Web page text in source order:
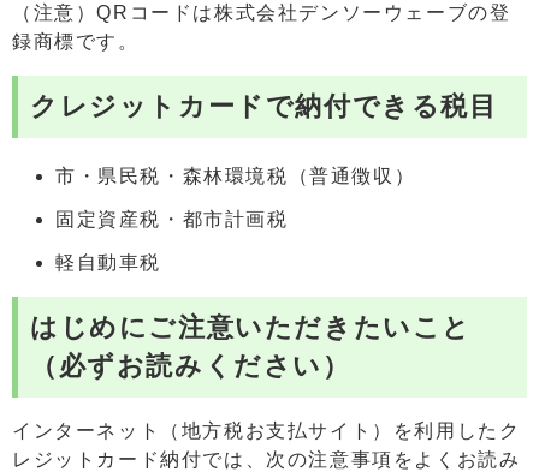
（注意）QRコードは株式会社デンソーウェーブの登
録商標です。
クレジットカードで納付できる税目
市・県民税・森林環境税（普通徴収）
固定資産税・都市計画税
軽自動車税
はじめにご注意いただきたいこと
（必ずお読みください）
インターネット（地方税お支払サイト）を利用したク
レジットカード納付では、次の注意事項をよくお読み